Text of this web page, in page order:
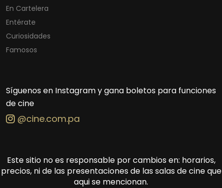
En Cartelera
Entérate
Curiosidades
Famosos
Síguenos en Instagram y gana boletos para funciones
de cine
@cine.com.pa
Este sitio no es responsable por cambios en: horarios,
precios, ni de las presentaciones de las salas de cine que
aqui se mencionan.